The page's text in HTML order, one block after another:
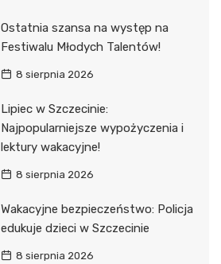
Ostatnia szansa na występ na
Festiwalu Młodych Talentów!
8 sierpnia 2026
Lipiec w Szczecinie:
Najpopularniejsze wypożyczenia i
lektury wakacyjne!
8 sierpnia 2026
Wakacyjne bezpieczeństwo: Policja
edukuje dzieci w Szczecinie
8 sierpnia 2026